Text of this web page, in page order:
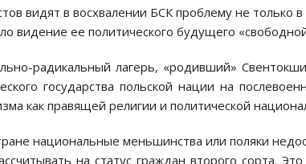
видят в восхвалении БСК проблему не только
видение ее политического будущего
радикальный лагерь, «родивший»
государства польской нации на
как правящей религии и политической
национальные меньшинства или поляки
на статус граждан второго сорта.